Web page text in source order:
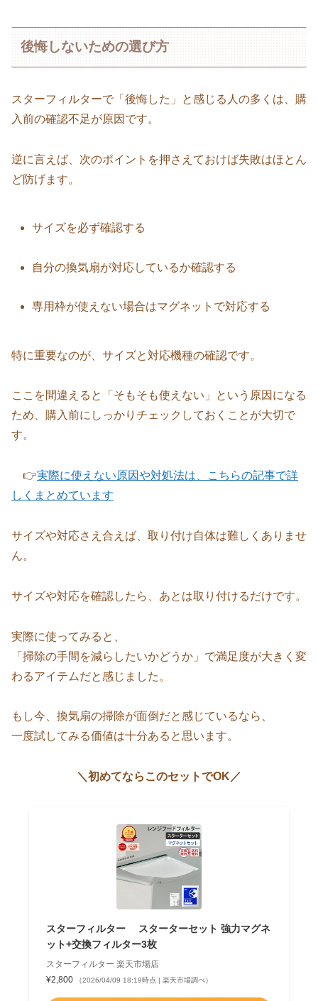
後悔しないための選び方
スターフィルターで「後悔した」と感じる人の多くは、購
入前の確認不足が原因です。
逆に言えば、次のポイントを押さえておけば失敗はほとん
ど防げます。
サイズを必ず確認する
自分の換気扇が対応しているか確認する
専用枠が使えない場合はマグネットで対応する
特に重要なのが、サイズと対応機種の確認です。
ここを間違えると「そもそも使えない」という原因になる
ため、購入前にしっかりチェックしておくことが大切で
す。
👉実際に使えない原因や対処法は、こちらの記事で詳
しくまとめています
サイズや対応さえ合えば、取り付け自体は難しくありませ
ん。
サイズや対応を確認したら、あとは取り付けるだけです。
実際に使ってみると、
「掃除の手間を減らしたいかどうか」で満足度が大きく変
わるアイテムだと感じました。
もし今、換気扇の掃除が面倒だと感じているなら、
一度試してみる価値は十分あると思います。
＼初めてならこのセットでOK／
スターフィルター スターターセット 強力マグネ
ット+交換フィルター3枚
スターフィルター 楽天市場店
¥2,800
（2026/04/09 18:19時点 | 楽天市場調べ）